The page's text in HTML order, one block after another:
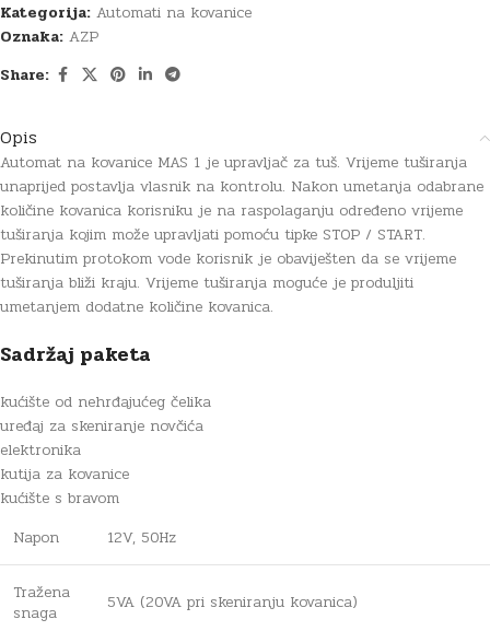
Kategorija: Automati na kovanice
Oznaka: AZP
Share:
Opis
Automat na kovanice MAS 1 je upravljač za tuš. Vrijeme tuširanja
unaprijed postavlja vlasnik na kontrolu. Nakon umetanja odabrane
količine kovanica korisniku je na raspolaganju određeno vrijeme
tuširanja kojim može upravljati pomoću tipke STOP / START.
Prekinutim protokom vode korisnik je obaviješten da se vrijeme
tuširanja bliži kraju. Vrijeme tuširanja moguće je produljiti
umetanjem dodatne količine kovanica.
Sadržaj paketa
kućište od nehrđajućeg čelika
uređaj za skeniranje novčića
elektronika
kutija za kovanice
kućište s bravom
Napon
12V, 50Hz
Tražena
snaga
5VA (20VA pri skeniranju kovanica)